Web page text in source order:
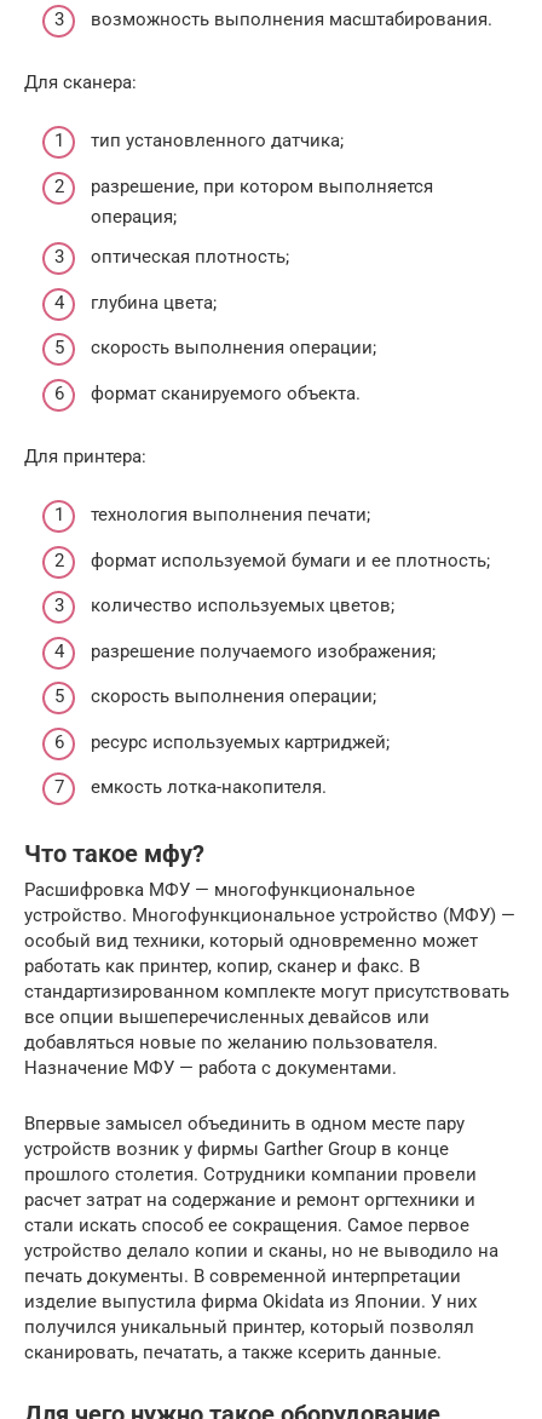
возможность выполнения масштабирования.
Для сканера:
тип установленного датчика;
разрешение, при котором выполняется
операция;
оптическая плотность;
глубина цвета;
скорость выполнения операции;
формат сканируемого объекта.
Для принтера:
технология выполнения печати;
формат используемой бумаги и ее плотность;
количество используемых цветов;
разрешение получаемого изображения;
скорость выполнения операции;
ресурс используемых картриджей;
емкость лотка-накопителя.
Что такое мфу?
Расшифровка МФУ — многофункциональное
устройство. Многофункциональное устройство (МФУ) —
особый вид техники, который одновременно может
работать как принтер, копир, сканер и факс. В
стандартизированном комплекте могут присутствовать
все опции вышеперечисленных девайсов или
добавляться новые по желанию пользователя.
Назначение МФУ — работа с документами.
Впервые замысел объединить в одном месте пару
устройств возник у фирмы Garther Group в конце
прошлого столетия. Сотрудники компании провели
расчет затрат на содержание и ремонт оргтехники и
стали искать способ ее сокращения. Самое первое
устройство делало копии и сканы, но не выводило на
печать документы. В современной интерпретации
изделие выпустила фирма Okidata из Японии. У них
получился уникальный принтер, который позволял
сканировать, печатать, а также ксерить данные.